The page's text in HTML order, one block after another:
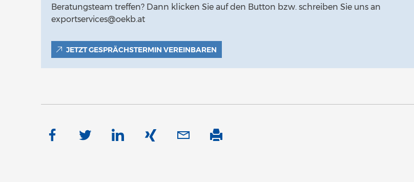
Beratungsteam treffen? Dann klicken Sie auf den Button bzw. schreiben Sie uns an
exportservices@oekb.at
JETZT GESPRÄCHSTERMIN VEREINBAREN